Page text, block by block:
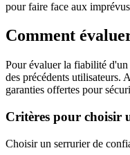
pour faire face aux
Comment
Pour évaluer la fiabilité
des précédents utilisateurs.
garanties offertes pour
Critères pour choisir
Choisir un serrurier de